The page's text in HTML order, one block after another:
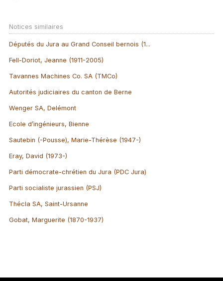
Notices similaires
Députés du Jura au Grand Conseil bernois (1...
Fell-Doriot, Jeanne (1911-2005)
Tavannes Machines Co. SA (TMCo)
Autorités judiciaires du canton de Berne
Wenger SA, Delémont
Ecole d’ingénieurs, Bienne
Sautebin (-Pousse), Marie-Thérèse (1947-)
Eray, David (1973-)
Parti démocrate-chrétien du Jura (PDC Jura)
Parti socialiste jurassien (PSJ)
Thécla SA, Saint-Ursanne
Gobat, Marguerite (1870-1937)